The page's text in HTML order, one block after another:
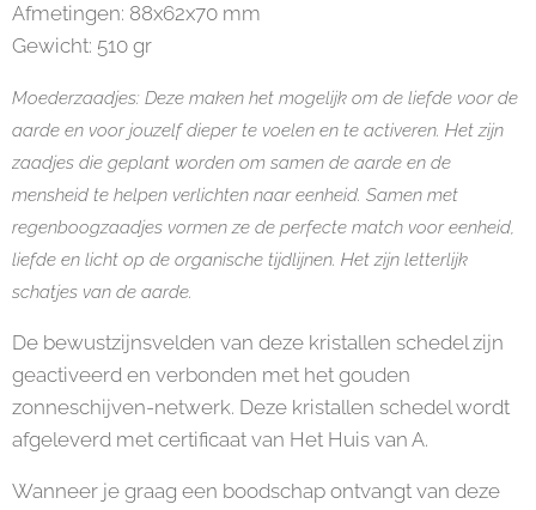
Afmetingen: 88x62x70 mm
Gewicht: 510 gr
Moederzaadjes: Deze maken het mogelijk om de liefde voor de
aarde en voor jouzelf dieper te voelen en te activeren. Het zijn
zaadjes die geplant worden om samen de aarde en de
mensheid te helpen verlichten naar eenheid. Samen met
regenboogzaadjes vormen ze de perfecte match voor eenheid,
liefde en licht op de organische tijdlijnen. Het zijn letterlijk
schatjes van de aarde.
De bewustzijnsvelden van deze kristallen schedel zijn
geactiveerd en verbonden met het gouden
zonneschijven-netwerk. Deze kristallen schedel wordt
afgeleverd met certificaat van Het Huis van A.
Wanneer je graag een boodschap ontvangt van deze